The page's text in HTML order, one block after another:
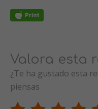
Valora esta
¿Te ha gustado esta
piensas